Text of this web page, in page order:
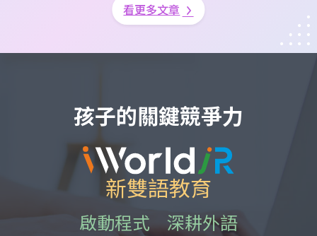
看更多文章
孩子的關鍵競爭力
新雙語教育
啟動程式 深耕外語